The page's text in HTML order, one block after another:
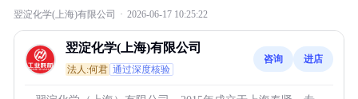
翌淀化学(上海)有限公司 · 2026-06-17 10:25:22
翌淀化学(上海)有限公司
法人:何君 通过深度核验
咨询 进店